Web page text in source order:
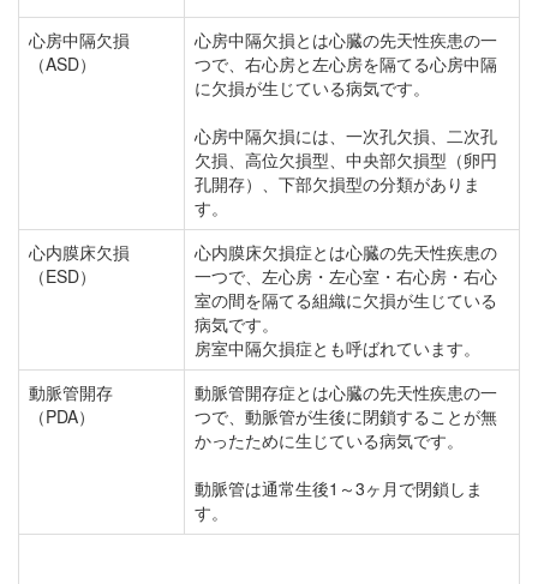
心房中隔欠損
（ASD）
心房中隔欠損とは心臓の先天性疾患の一
つで、右心房と左心房を隔てる心房中隔
に欠損が生じている病気です。
心房中隔欠損には、一次孔欠損、二次孔
欠損、高位欠損型、中央部欠損型（卵円
孔開存）、下部欠損型の分類がありま
す。
心内膜床欠損
（ESD）
心内膜床欠損症とは心臓の先天性疾患の
一つで、左心房・左心室・右心房・右心
室の間を隔てる組織に欠損が生じている
病気です。
房室中隔欠損症とも呼ばれています。
動脈管開存
（PDA）
動脈管開存症とは心臓の先天性疾患の一
つで、動脈管が生後に閉鎖することが無
かったために生じている病気です。
動脈管は通常生後1～3ヶ月で閉鎖しま
す。